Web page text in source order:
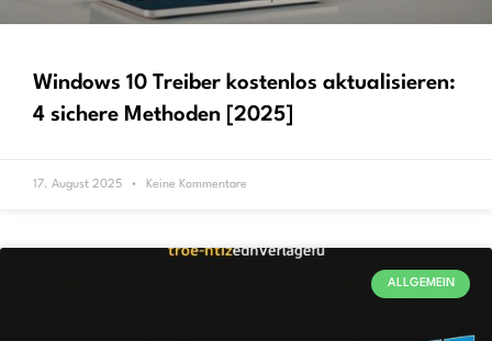
Windows 10 Treiber kostenlos aktualisieren:
4 sichere Methoden [2025]
17. August 2025 Keine Kommentare
ALLGEMEIN